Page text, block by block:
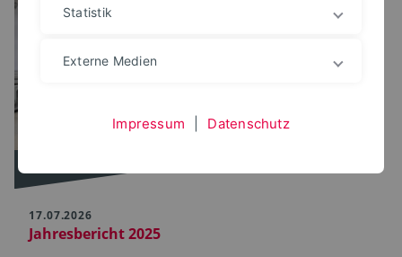
17.07.2026
Jahresbericht 2025
Statistik
Externe Medien
Impressum Datenschutz